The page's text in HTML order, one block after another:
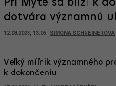
Pri Mýte sa blíži k
dotvára významnú
12.08.2023, 13:06 SIMONA SCHREINEROVÁ
Veľký míľnik významného
k dokončeniu